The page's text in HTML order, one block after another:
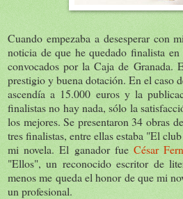
Cuando empezaba a desesperar con
noticia de que he quedado finalista
convocados por la Caja de Granada.
prestigio y buena dotación. En el caso
ascendía a 15.000 euros y la
finalistas no hay nada, sólo la
los mejores. Se presentaron 34 obras
tres finalistas, entre ellas estaba "El
mi novela. El ganador fue César
"Ellos", un reconocido escritor de
menos me queda el honor de que mi
un profesional.